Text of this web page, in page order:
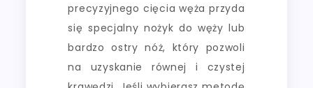
precyzyjnego cięcia węża przyda
się specjalny nożyk do węży lub
bardzo ostry nóż, który pozwoli
na uzyskanie równej i czystej